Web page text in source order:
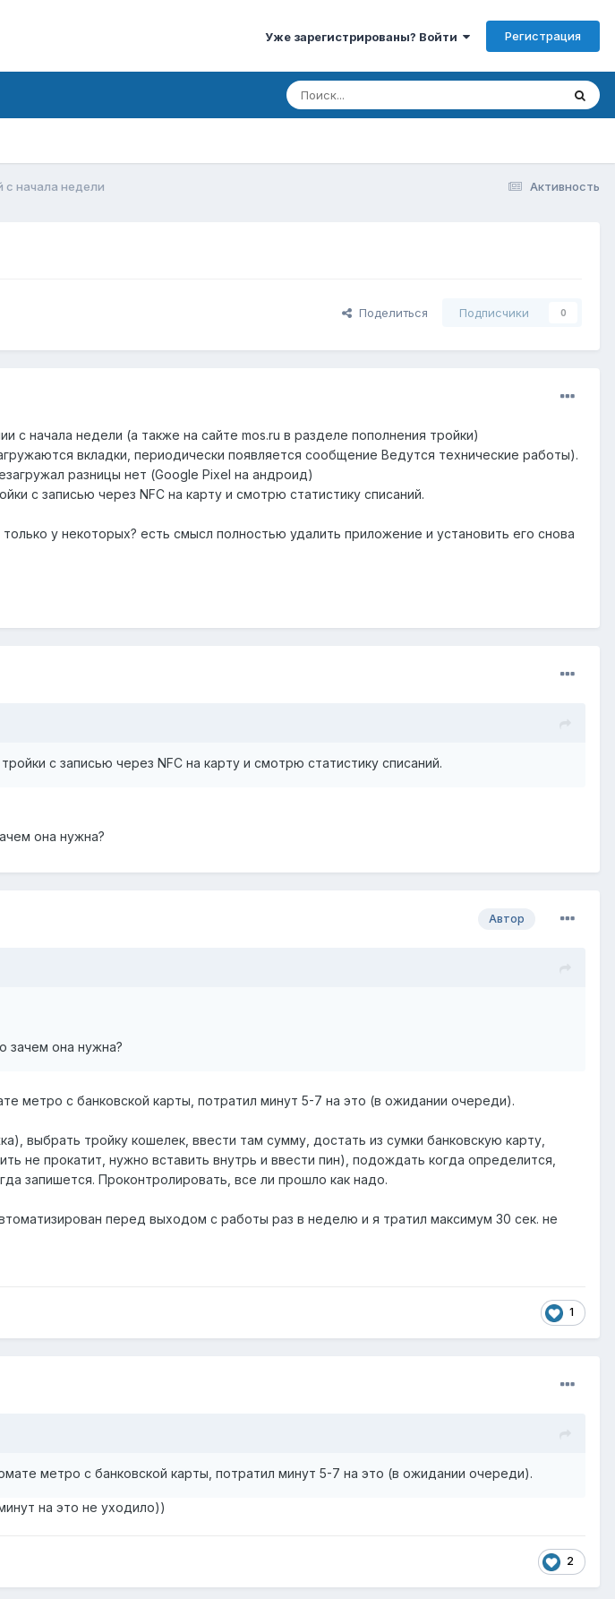
Уже зарегистрированы? Войти Регистрация
Активность
начала недели
Поделиться Подписчики 0
начала недели (а также на сайте mos.ru в разделе пополнения тройки)
вкладки, периодически появляется сообщение Ведутся технические работы).
разницы нет (Google Pixel на андроид)
с записью через NFC на карту и смотрю статистику списаний.
у некоторых? есть смысл полностью удалить приложение и установить его снова
с записью через NFC на карту и смотрю статистику списаний.
она нужна?
Автор
зачем она нужна?
метро с банковской карты, потратил минут 5-7 на это (в ожидании очереди).
выбрать тройку кошелек, ввести там сумму, достать из сумки банковскую карту,
не прокатит, нужно вставить внутрь и ввести пин), подождать когда определится,
запишется. Проконтролировать, все ли прошло как надо.
перед выходом с работы раз в неделю и я тратил максимум 30 сек. не
1
метро с банковской карты, потратил минут 5-7 на это (в ожидании очереди).
на это не уходило))
2